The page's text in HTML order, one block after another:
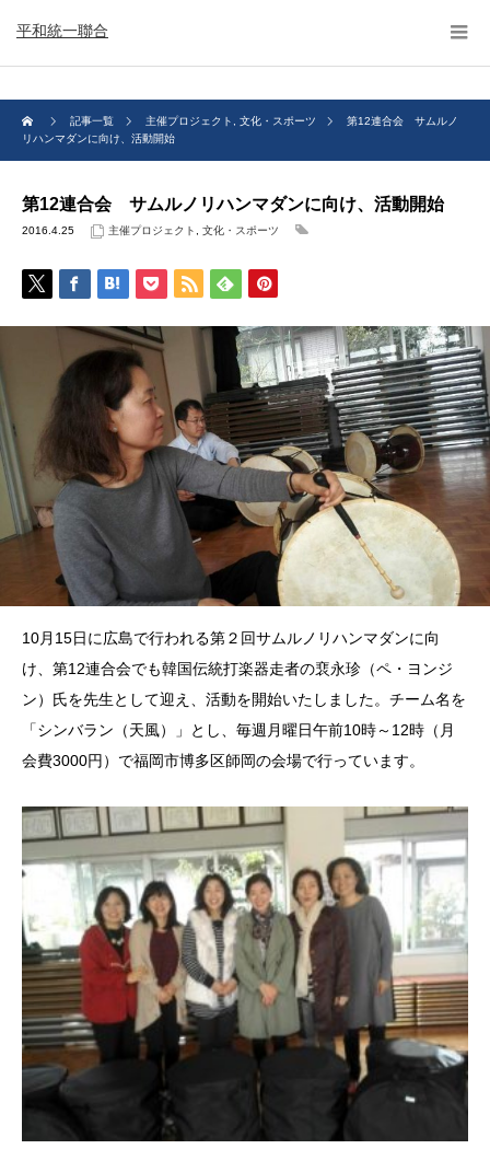
平和統一聯合
記事一覧 主催プロジェクト 文化・スポーツ
第12連合会 サムルノ
リハンマダンに向け、活動開始
第12連合会 サムルノリハンマダンに向け、活動開始
2016.4.25 主催プロジェクト 文化・スポーツ
10月15日に広島で行われる第２回サムルノリハンマダンに向
け、第12連合会でも韓国伝統打楽器走者の裵永珍（ペ・ヨンジ
ン）氏を先生として迎え、活動を開始いたしました。チーム名を
「シンバラン（天風）」とし、毎週月曜日午前10時～12時（月
会費3000円）で福岡市博多区師岡の会場で行っています。